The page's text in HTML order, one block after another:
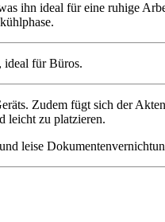
ihn ideal für eine ruhige
Zudem fügt sich der
leicht zu platzieren.
leise